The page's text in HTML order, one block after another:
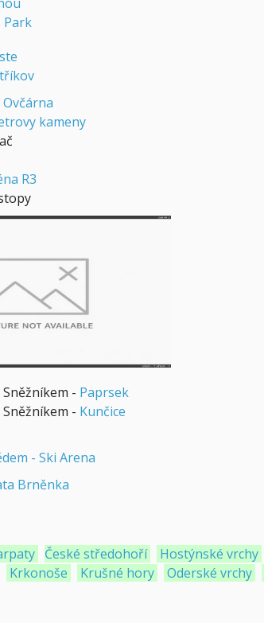
Park
kameny
R3
- Paprsek
- Kunčice
- Ski Arena
Brněnka
České středohoří Hostýnské vrchy
Krkonoše Krušné hory Oderské vrchy